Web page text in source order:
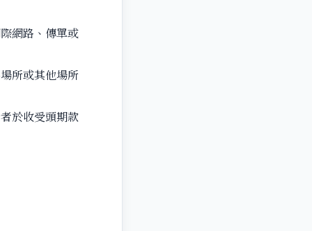
網路、傳單或
所或其他場所
於收受頭期款